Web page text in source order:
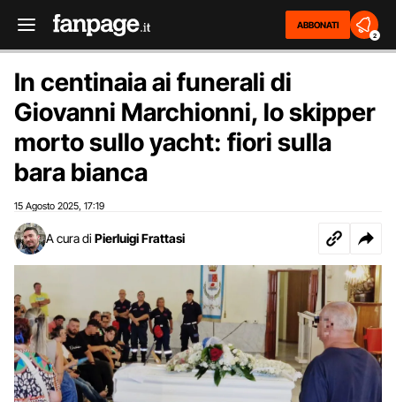
ABBONATI
2
In centinaia ai funerali di
Giovanni Marchionni, lo skipper
morto sullo yacht: fiori sulla
bara bianca
15 Agosto 2025 17:19
A cura di Pierluigi Frattasi